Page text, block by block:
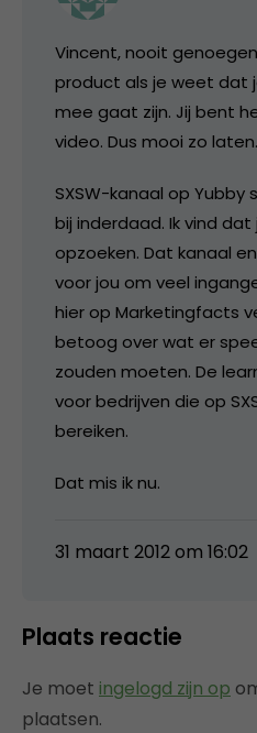
Vincent, nooit
product als je weet dat
mee gaat zijn. Jij bent
video. Dus mooi zo laten.
SXSW-kanaal op Yubby
bij inderdaad. Ik vind
opzoeken. Dat kanaal
voor jou om veel
hier op Marketingfacts
betoog over wat er
zouden moeten. De
voor bedrijven die op
bereiken.
Dat mis ik nu.
31 maart 2012 om 16:02
Plaats reactie
Je moet ingelogd zijn op
plaatsen.